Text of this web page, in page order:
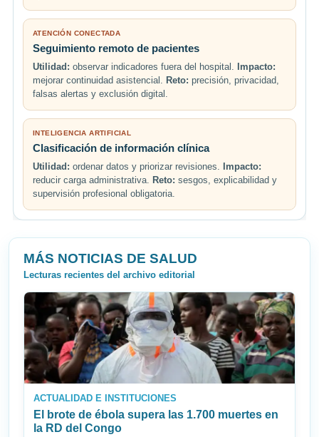
ATENCIÓN CONECTADA
Seguimiento remoto de pacientes
Utilidad: observar indicadores fuera del hospital. Impacto:
mejorar continuidad asistencial. Reto: precisión, privacidad,
falsas alertas y exclusión digital.
INTELIGENCIA ARTIFICIAL
Clasificación de información clínica
Utilidad: ordenar datos y priorizar revisiones. Impacto:
reducir carga administrativa. Reto: sesgos, explicabilidad y
supervisión profesional obligatoria.
MÁS NOTICIAS DE SALUD
Lecturas recientes del archivo editorial
ACTUALIDAD E INSTITUCIONES
El brote de ébola supera las 1.700 muertes en
la RD del Congo